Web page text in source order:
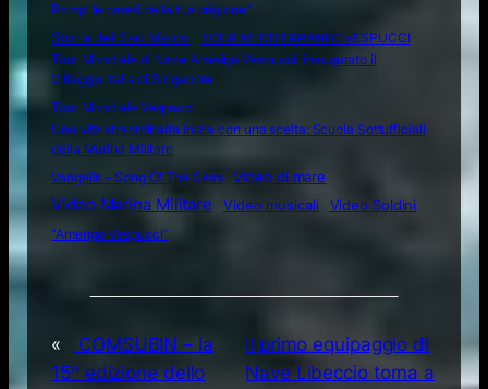
Rompi le pareti della tua prigione”
Storia del San Marco
TOUR MEDITERRANEO VESPUCCI
Tour Mondiale di Nave Amerigo Vespucci: inaugurato il
Villaggio Italia di Singapore
Tour Mondiale Vespucci
Una vita straordinaria inizia con una scelta: Scuola Sottufficiali
della Marina Militare
Vangelis – Song Of The Seas
Video di mare
Video Marina Militare Video musicali
Video Soldini
“Amerigo Vespucci”
«
COMSUBIN – la
15^ edizione dello
Il primo equipaggio di
Nave Libeccio torna a